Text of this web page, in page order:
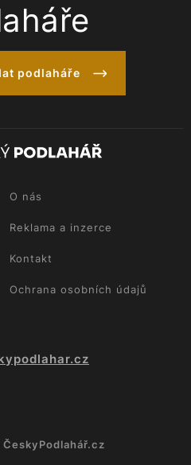
podlaháře
O nás
Reklama a inzerce
Kontakt
Ochrana osobních údajů